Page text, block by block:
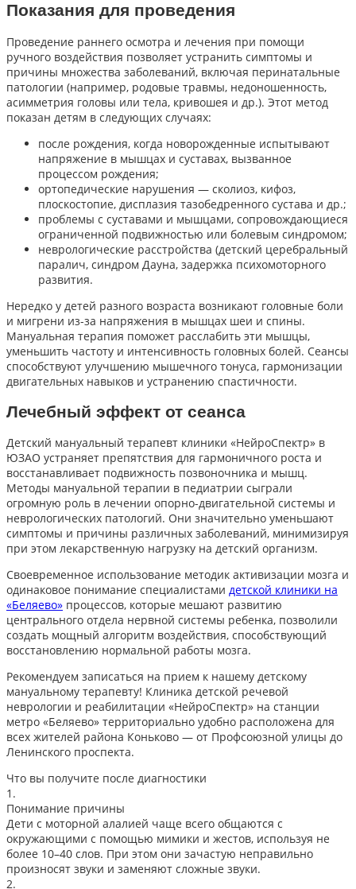
Показания для проведения
Проведение раннего осмотра и лечения при помощи
ручного воздействия позволяет устранить симптомы и
причины множества заболеваний, включая перинатальные
патологии (например, родовые травмы, недоношенность,
асимметрия головы или тела, кривошея и др.). Этот метод
показан детям в следующих случаях:
после рождения, когда новорожденные испытывают
напряжение в мышцах и суставах, вызванное
процессом рождения;
ортопедические нарушения — сколиоз, кифоз,
плоскостопие, дисплазия тазобедренного сустава и др.;
проблемы с суставами и мышцами, сопровождающиеся
ограниченной подвижностью или болевым синдромом;
неврологические расстройства (детский церебральный
паралич, синдром Дауна, задержка психомоторного
развития.
Нередко у детей разного возраста возникают головные боли
и мигрени из-за напряжения в мышцах шеи и спины.
Мануальная терапия поможет расслабить эти мышцы,
уменьшить частоту и интенсивность головных болей. Сеансы
способствуют улучшению мышечного тонуса, гармонизации
двигательных навыков и устранению спастичности.
Лечебный эффект от сеанса
Детский мануальный терапевт клиники «НейроСпектр» в
ЮЗАО устраняет препятствия для гармоничного роста и
восстанавливает подвижность позвоночника и мышц.
Методы мануальной терапии в педиатрии сыграли
огромную роль в лечении опорно-двигательной системы и
неврологических патологий. Они значительно уменьшают
симптомы и причины различных заболеваний, минимизируя
при этом лекарственную нагрузку на детский организм.
Своевременное использование методик активизации мозга и
одинаковое понимание специалистами детской клиники на
«Беляево» процессов, которые мешают развитию
центрального отдела нервной системы ребенка, позволили
создать мощный алгоритм воздействия, способствующий
восстановлению нормальной работы мозга.
Рекомендуем записаться на прием к нашему детскому
мануальному терапевту! Клиника детской речевой
неврологии и реабилитации «НейроСпектр» на станции
метро «Беляево» территориально удобно расположена для
всех жителей района Коньково — от Профсоюзной улицы до
Ленинского проспекта.
Что вы получите после диагностики
1.
Понимание причины
Дети с моторной алалией чаще всего общаются с
окружающими с помощью мимики и жестов, используя не
более 10–40 слов. При этом они зачастую неправильно
произносят звуки и заменяют сложные звуки.
2.